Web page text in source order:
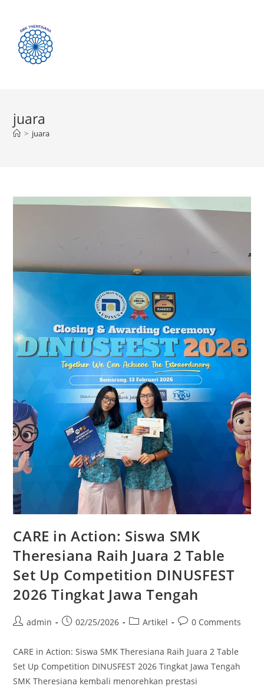
juara
> juara
CARE in Action: Siswa SMK
Theresiana Raih Juara 2 Table
Set Up Competition DINUSFEST
2026 Tingkat Jawa Tengah
admin 02/25/2026 Artikel 0 Comments
CARE in Action: Siswa SMK Theresiana Raih Juara 2 Table
Set Up Competition DINUSFEST 2026 Tingkat Jawa Tengah
SMK Theresiana kembali menorehkan prestasi